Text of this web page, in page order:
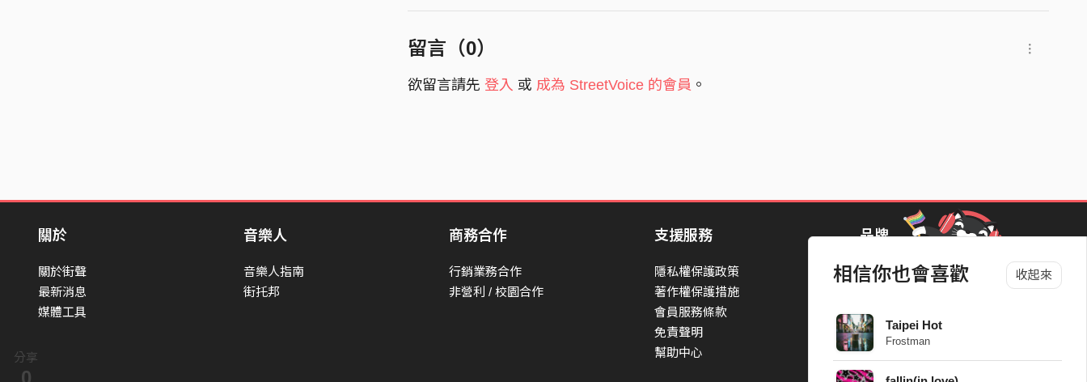
分享
相信你也會喜歡 收起來
Taipei Hot
Frostman
可心還留在妳那邊
這些年我學會偽裝
我把思念埋進歲月
卻總在深夜浮現
留言（0）
欲留言請先 登入 或 成為 StreetVoice 的會員 。
關於
關於街聲
最新消息
媒體工具
音樂人
音樂人指南
街托邦
商務合作
行銷業務合作
非營利 / 校園合作
支援服務
隱私權保護政策
著作權保護措施
會員服務條款
免責聲明
幫助中心
品牌
StreetVoice Awards 街聲音樂獎
Blow 吹音樂
Packer 派歌
SimpleLife 簡單生活節
ParkPark Carnival